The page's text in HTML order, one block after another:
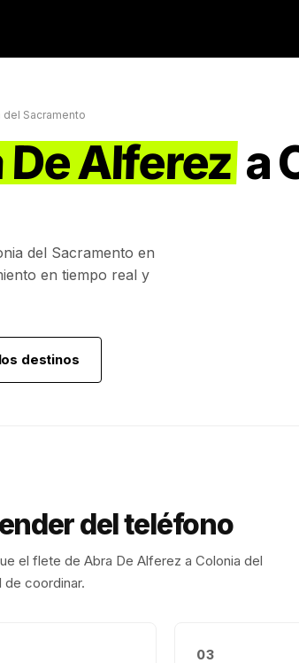
del Sacramento
De Alferez a
del Sacramento en
en tiempo real y
destinos
del teléfono
el flete de Abra De Alferez a Colonia del
coordinar.
03